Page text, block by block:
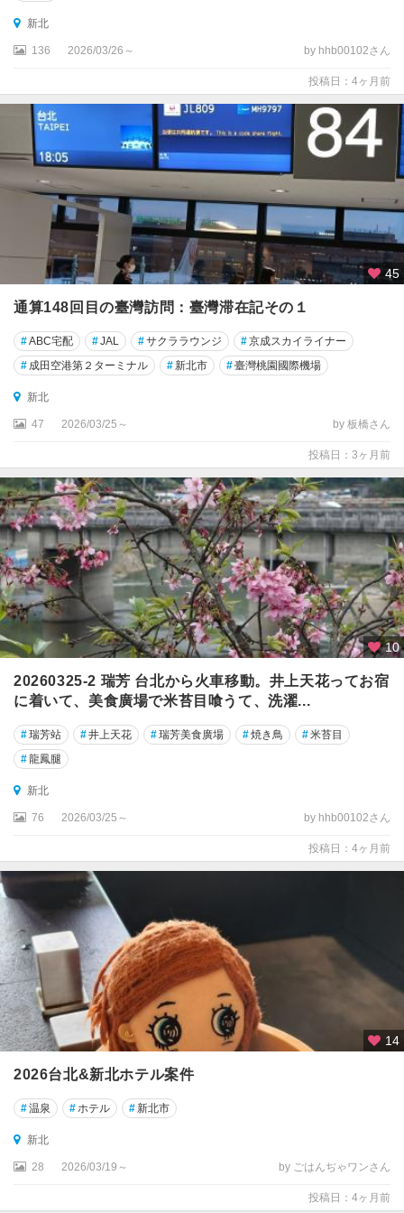
新北
136 2026/03/26～ by hhb00102さん
投稿日：4ヶ月前
45
通算148回目の臺灣訪問：臺灣滞在記その１
#ABC宅配 #JAL #サクララウンジ #京成スカイライナー
# 成田空港第２ターミナル #新北市 #臺灣桃園國際機場
新北
47 2026/03/25～ by 板橋さん
投稿日：3ヶ月前
10
20260325-2 瑞芳 台北から火車移動。井上天花ってお宿
に着いて、美食廣場で米苔目喰うて、洗濯...
#瑞芳站 #井上天花 #瑞芳美食廣場 #焼き鳥 #米苔目
#龍鳳腿
新北
76 2026/03/25～ by hhb00102さん
投稿日：4ヶ月前
14
2026台北&新北ホテル案件
#温泉 #ホテル #新北市
新北
28 2026/03/19～ by ごはんぢゃワンさん
投稿日：4ヶ月前